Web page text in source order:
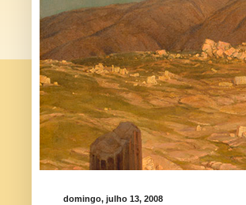
domingo, julho 13, 2008